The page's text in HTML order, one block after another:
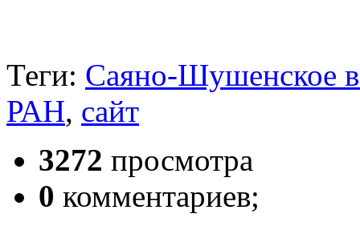
Теги: Саяно-Шушенское
РАН, сайт
3272 просмотра
0 комментариев;